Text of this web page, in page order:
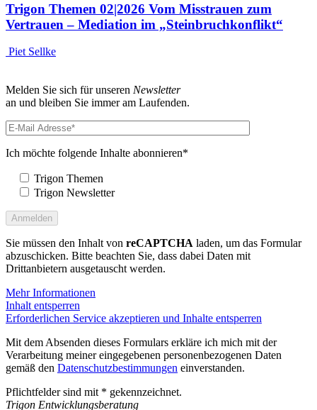
Trigon Themen 02|2026 Vom Misstrauen zum
Vertrauen – Mediation im „Steinbruchkonflikt“
Piet Sellke
Melden Sie sich für unseren Newsletter
an und bleiben Sie immer am Laufenden.
Ich möchte folgende Inhalte abonnieren*
Trigon Themen
Trigon Newsletter
Sie müssen den Inhalt von reCAPTCHA laden, um das Formular
abzuschicken. Bitte beachten Sie, dass dabei Daten mit
Drittanbietern ausgetauscht werden.
Mehr Informationen
Inhalt entsperren
Erforderlichen Service akzeptieren und Inhalte entsperren
Mit dem Absenden dieses Formulars erkläre ich mich mit der
Verarbeitung meiner eingegebenen personenbezogenen Daten
gemäß den Datenschutzbestimmungen einverstanden.
Pflichtfelder sind mit * gekennzeichnet.
Trigon Entwicklungsberatung